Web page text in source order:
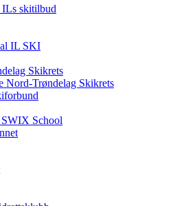
skitilbud
IL SKI
Skikrets
Nord-Trøndelag Skikrets
SWIX School